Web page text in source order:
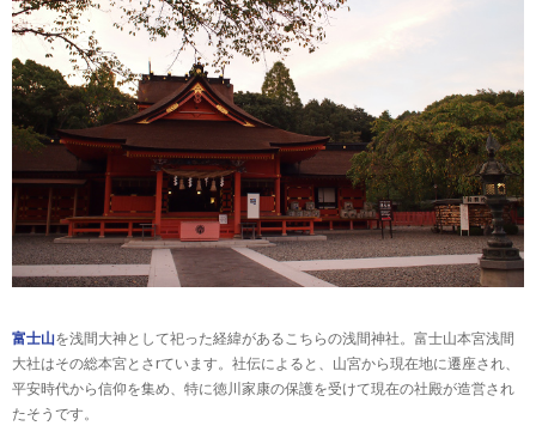
富士山を浅間大神として祀った経緯があるこちらの浅間神社。富士山本宮浅間
大社はその総本宮とさrています。社伝によると、山宮から現在地に遷座され、
平安時代から信仰を集め、特に徳川家康の保護を受けて現在の社殿が造営され
たそうです。